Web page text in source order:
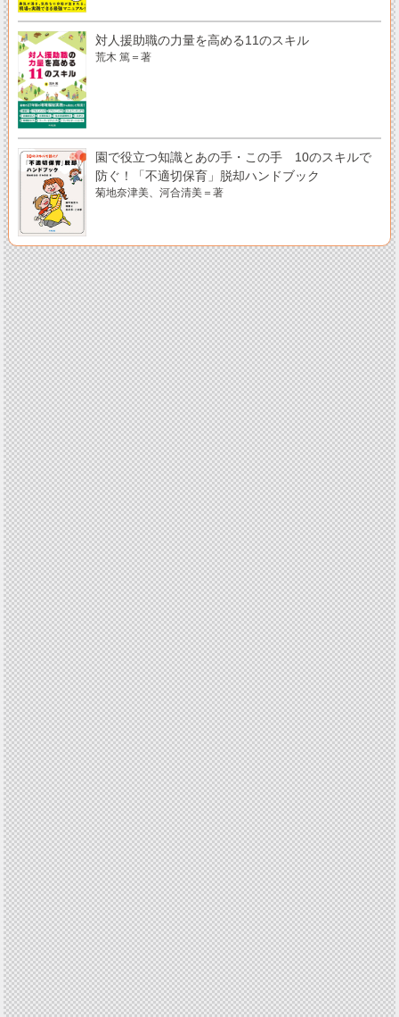
対人援助職の力量を高める11のスキル
荒木 篤＝著
園で役立つ知識とあの手・この手 10のスキルで
防ぐ！「不適切保育」脱却ハンドブック
菊地奈津美、河合清美＝著